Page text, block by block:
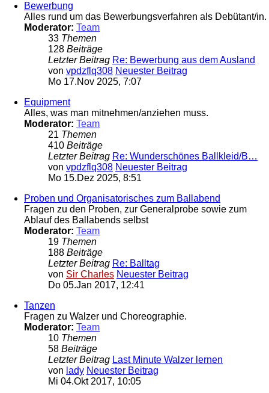
Bewerbung
Alles rund um das Bewerbungsverfahren als Debütant/in.
Moderator: Team
33 Themen
128 Beiträge
Letzter Beitrag Re: Bewerbung aus dem Ausland
von vpdzflq308 Neuester Beitrag
Mo 17.Nov 2025, 7:07
Equipment
Alles, was man mitnehmen/anziehen muss.
Moderator: Team
21 Themen
410 Beiträge
Letzter Beitrag Re: Wunderschönes Ballkleid/B…
von vpdzflq308 Neuester Beitrag
Mo 15.Dez 2025, 8:51
Proben und Organisatorisches zum Ballabend
Fragen zu den Proben, zur Generalprobe sowie zum
Ablauf des Ballabends selbst
Moderator: Team
19 Themen
188 Beiträge
Letzter Beitrag Re: Balltag
von Sir Charles Neuester Beitrag
Do 05.Jan 2017, 12:41
Tanzen
Fragen zu Walzer und Choreographie.
Moderator: Team
10 Themen
58 Beiträge
Letzter Beitrag Last Minute Walzer lernen
von lady Neuester Beitrag
Mi 04.Okt 2017, 10:05